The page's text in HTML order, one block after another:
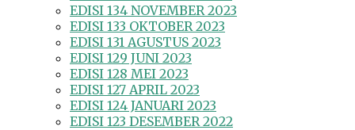
EDISI 134 NOVEMBER 2023
EDISI 133 OKTOBER 2023
EDISI 131 AGUSTUS 2023
EDISI 129 JUNI 2023
EDISI 128 MEI 2023
EDISI 127 APRIL 2023
EDISI 124 JANUARI 2023
EDISI 123 DESEMBER 2022